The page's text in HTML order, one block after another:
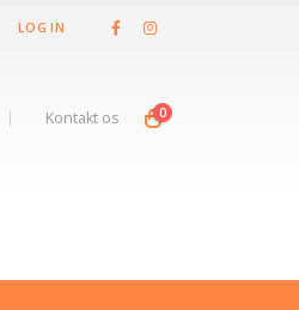
LOG IN
| Kontakt os 0